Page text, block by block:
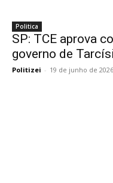
Politica
SP: TCE aprova
governo de
Politizei - 19 de junho de